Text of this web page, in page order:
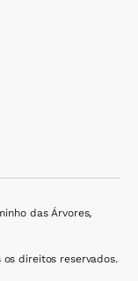
das Árvores,
os direitos reservados.